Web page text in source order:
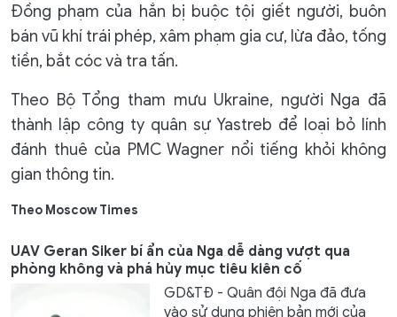
Đồng phạm của hắn bị buộc tội giết người, buôn
bán vũ khí trái phép, xâm phạm gia cư, lừa đảo, tống
tiền, bắt cóc và tra tấn.
Theo Bộ Tổng tham mưu Ukraine, người Nga đã
thành lập công ty quân sự Yastreb để loại bỏ lính
đánh thuê của PMC Wagner nổi tiếng khỏi không
gian thông tin.
Theo Moscow Times
UAV Geran Siker bí ẩn của Nga dễ dàng vượt qua
phòng không và phá hủy mục tiêu kiên cố
GD&TĐ - Quân đội Nga đã đưa
vào sử dụng phiên bản mới của